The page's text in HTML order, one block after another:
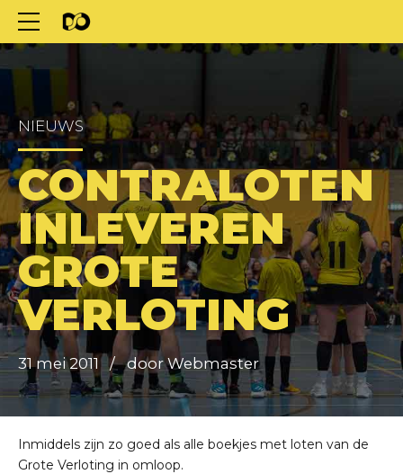
NIEUWS
CONTRALOTEN
INLEVEREN
GROTE
VERLOTING
31 mei 2011 door Webmaster
Inmiddels zijn zo goed als alle boekjes met loten van de
Grote Verloting in omloop.